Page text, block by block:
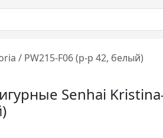
/ PW215-F06 (р-р 42, белый)
Senhai